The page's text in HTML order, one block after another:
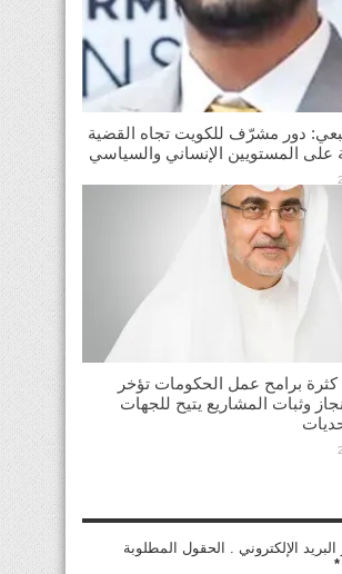
دور مشرّف للكويت تجاه القضية
على المستويين الإنساني والسياسي
كثرة برامح عمل الحكومات تؤخر
وثبات المشاريع يتيح للجهات
الإلكتروني . الحقول المطلوبة
*